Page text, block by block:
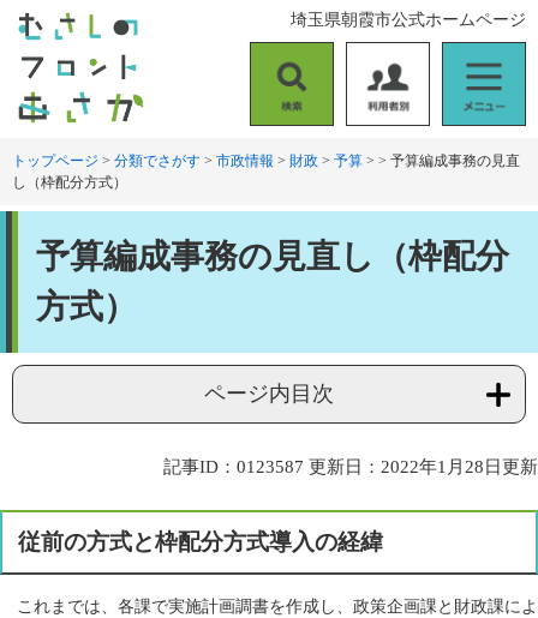
す
。
し
て
索
用
者
ニ
ュ
埼玉県朝霞市公式ホームページ
トップページ > 分類でさがす > 市政情報 > 財政 > 予算 > > 予算編成事務の見直
し（枠配分方式）
予算編成事務の見直し（枠配分
方式）
ページ内目次
記事ID：0123587 更新日：2022年1月28日更新
従前の方式と枠配分方式導入の経緯
これまでは、各課で実施計画調書を作成し、政策企画課と財政課によ